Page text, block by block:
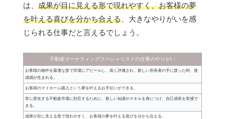
は、 成果が目に見える形で現れやすく、お客様の夢
を叶える喜びを分かち合える 、大きなやりがいを感
じられる仕事だと言えるでしょう。
不動産マーケティングスペシャリストの仕事のやりがい
お客様の物件を最適な形で市場にアピールし、高く評価され、新しい所有者の手に渡った時、達
成感が生まれる。
お客様のマイホーム購入という夢を叶えるお手伝いができる。
常に変化する不動産市場に対応するために、新しい知識やスキルを身につけ、自己成長を実感で
きる。
成果が目に見える形で現れやすく、お客様の夢を叶える喜びを分かち合える。